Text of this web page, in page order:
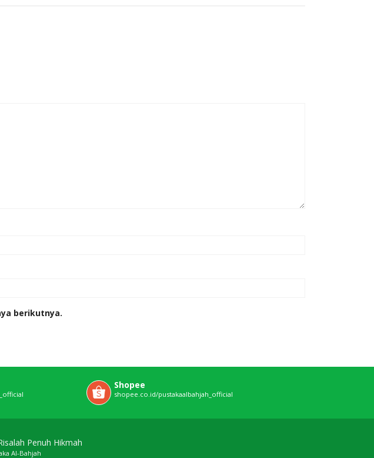
berikutnya.
Shopee
shopee.co.id/pustakaalbahjah_official
Penuh Hikmah
Al-Bahjah